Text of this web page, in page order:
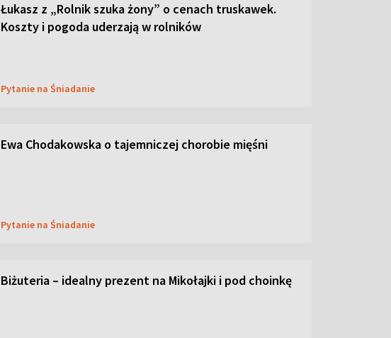
Łukasz z „Rolnik szuka żony” o cenach truskawek.
Koszty i pogoda uderzają w rolników
Pytanie na Śniadanie
Ewa Chodakowska o tajemniczej chorobie mięśni
Pytanie na Śniadanie
Biżuteria – idealny prezent na Mikołajki i pod choinkę